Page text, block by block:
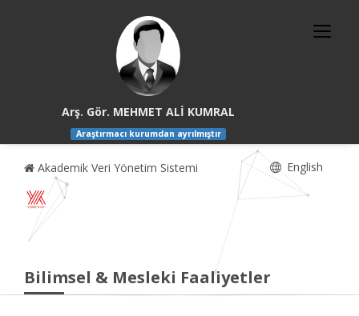
Arş. Gör. MEHMET ALİ KUMRAL
Araştırmacı kurumdan ayrılmıştır
Akademik Veri Yönetim Sistemi English
Bilimsel & Mesleki Faaliyetler